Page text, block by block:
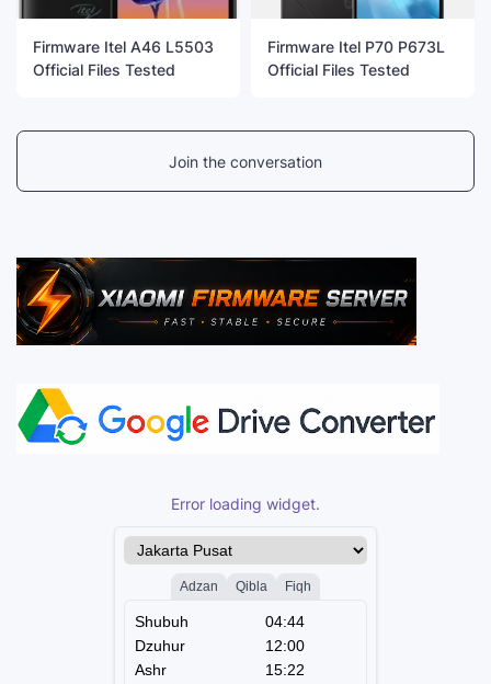
Firmware Itel A46 L5503
Official Files Tested
Firmware Itel P70 P673L
Official Files Tested
Join the conversation
Error loading widget.